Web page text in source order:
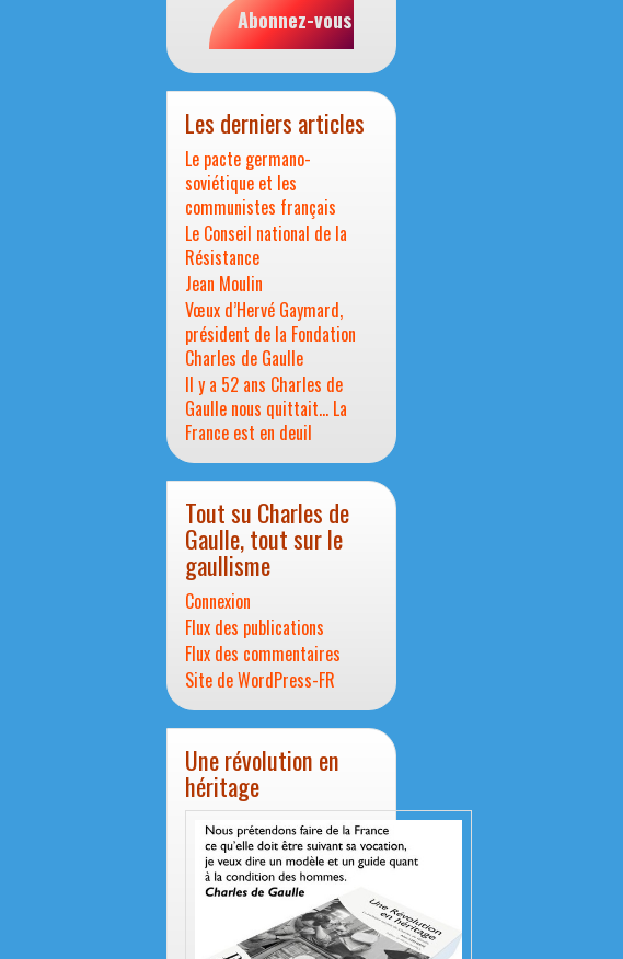
Abonnez-vous
Les derniers articles
Le pacte germano-
soviétique et les
communistes français
Le Conseil national de la
Résistance
Jean Moulin
Vœux d’Hervé Gaymard,
président de la Fondation
Charles de Gaulle
Il y a 52 ans Charles de
Gaulle nous quittait… La
France est en deuil
Tout su Charles de
Gaulle, tout sur le
gaullisme
Connexion
Flux des publications
Flux des commentaires
Site de WordPress-FR
Une révolution en
héritage